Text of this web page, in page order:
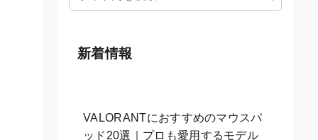
新着情報
VALORANTにおすすめのマウスパ
ッド20選｜プロも愛用するモデル